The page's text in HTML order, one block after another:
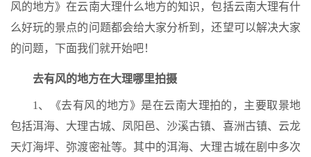
风的地方》在云南大理什么地方的知识，包括云南大理有什
么好玩的景点的问题都会给大家分析到，还望可以解决大家
的问题，下面我们就开始吧！
去有风的地方在大理哪里拍摄
1、《去有风的地方》是在云南大理拍的，主要取景地
包括洱海、大理古城、凤阳邑、沙溪古镇、喜洲古镇、云龙
天灯海坪、弥渡密祉等。其中的洱海、大理古城在剧中多次